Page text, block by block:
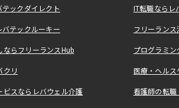
テックダイレクト IT転職なら
バテックルーキー フリーラン
ならフリーランスHub プログラミ
クリ 医療・ヘル
ビスならレバウェル介護 看護師の転